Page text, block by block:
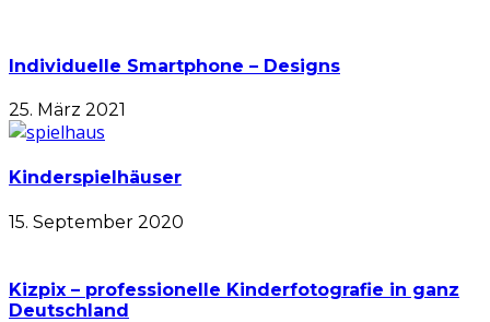
Individuelle Smartphone – Designs
25. März 2021
Kinderspielhäuser
15. September 2020
Kizpix – professionelle Kinderfotografie in ganz
Deutschland